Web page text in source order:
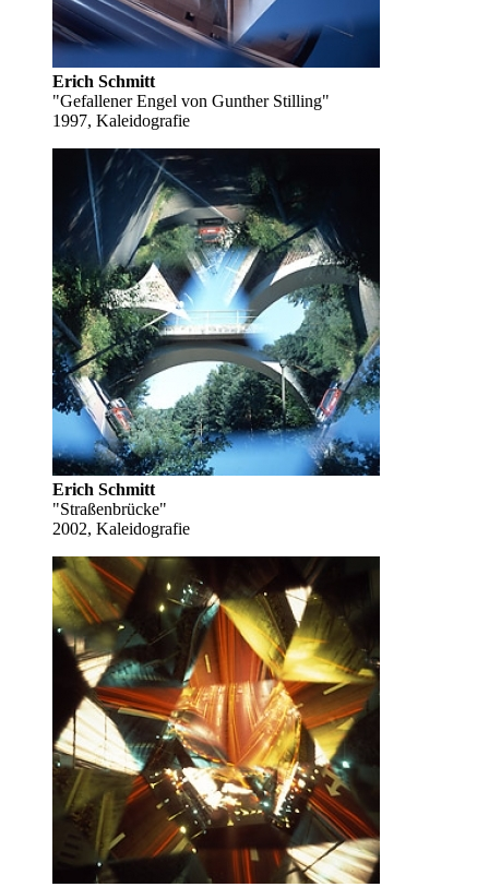
Erich Schmitt
"Gefallener Engel von Gunther Stilling"
1997, Kaleidografie
Erich Schmitt
"Straßenbrücke"
2002, Kaleidografie